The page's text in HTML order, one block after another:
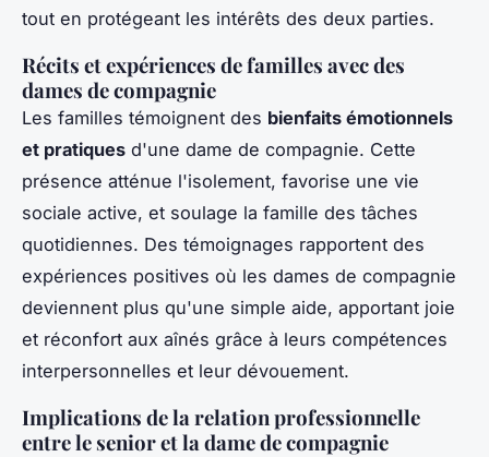
tout en protégeant les intérêts des deux parties.
Récits et expériences de familles avec des
dames de compagnie
Les familles témoignent des bienfaits émotionnels
et pratiques d'une dame de compagnie. Cette
présence atténue l'isolement, favorise une vie
sociale active, et soulage la famille des tâches
quotidiennes. Des témoignages rapportent des
expériences positives où les dames de compagnie
deviennent plus qu'une simple aide, apportant joie
et réconfort aux aînés grâce à leurs compétences
interpersonnelles et leur dévouement.
Implications de la relation professionnelle
entre le senior et la dame de compagnie